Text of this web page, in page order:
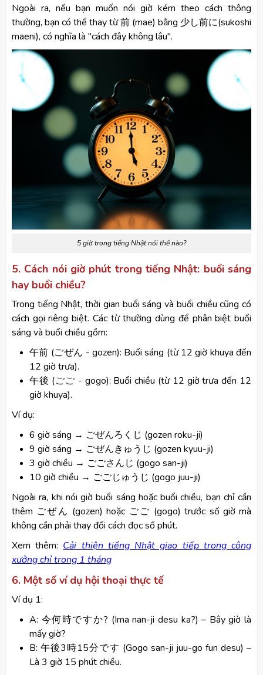
Ngoài ra, nếu bạn muốn nói giờ kém theo cách thông
thường, bạn có thể thay từ 前 (mae) bằng 少し前に(sukoshi
maeni), có nghĩa là "cách đây không lâu".
5 giờ trong tiếng Nhật nói thế nào?
5. Cách nói giờ phút trong tiếng Nhật: buổi sáng
hay buổi chiều?
Trong tiếng Nhật, thời gian buổi sáng và buổi chiều cũng có
cách gọi riêng biệt. Các từ thường dùng để phân biệt buổi
sáng và buổi chiều gồm:
午前 (ごぜん - gozen): Buổi sáng (từ 12 giờ khuya đến
12 giờ trưa).
午後 (ごご - gogo): Buổi chiều (từ 12 giờ trưa đến 12
giờ khuya).
Ví dụ:
6 giờ sáng → ごぜんろくじ (gozen roku-ji)
9 giờ sáng → ごぜんきゅうじ (gozen kyuu-ji)
3 giờ chiều → ごごさんじ (gogo san-ji)
10 giờ chiều → ごごじゅうじ (gogo juu-ji)
Ngoài ra, khi nói giờ buổi sáng hoặc buổi chiều, bạn chỉ cần
thêm ごぜん (gozen) hoặc ごご (gogo) trước số giờ mà
không cần phải thay đổi cách đọc số phút.
Xem thêm: Cải thiện tiếng Nhật giao tiếp trong công
xưởng chỉ trong 1 tháng
6. Một số ví dụ hội thoại thực tế
Ví dụ 1:
A: 今何時ですか? (Ima nan-ji desu ka?) – Bây giờ là
mấy giờ?
B: 午後3時15分です (Gogo san-ji juu-go fun desu) –
Là 3 giờ 15 phút chiều.